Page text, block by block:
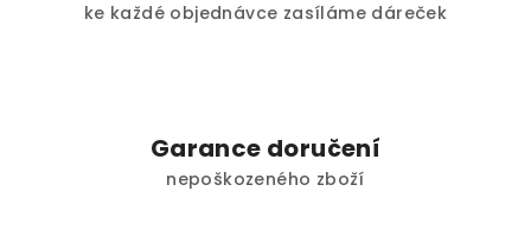
ke každé objednávce zasíláme dáreček
Garance doručení
nepoškozeného zboží